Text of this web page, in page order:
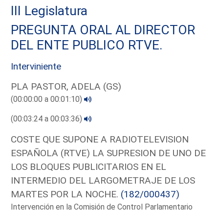
III Legislatura
PREGUNTA ORAL AL DIRECTOR
DEL ENTE PUBLICO RTVE.
Interviniente
PLA PASTOR, ADELA (GS)
(00:00:00 a 00:01:10)
(00:03:24 a 00:03:36)
COSTE QUE SUPONE A RADIOTELEVISION
ESPAÑOLA (RTVE) LA SUPRESION DE UNO DE
LOS BLOQUES PUBLICITARIOS EN EL
INTERMEDIO DEL LARGOMETRAJE DE LOS
MARTES POR LA NOCHE. (182/000437)
Intervención en la Comisión de Control Parlamentario